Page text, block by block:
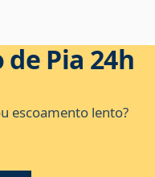
Pia 24h
escoamento lento?